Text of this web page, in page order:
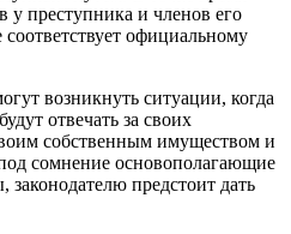
у преступника и членов его
официальному
возникнуть ситуации, когда
отвечать за своих
собственным имуществом и
сомнение основополагающие
предстоит дать